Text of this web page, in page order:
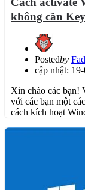
không cần Key
Postedby
cập nhật:
Xin chào các bạn!
với các bạn một
cách kích hoạt